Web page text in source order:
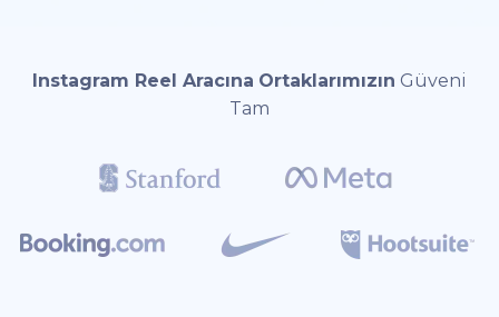
Instagram Reel Aracına Ortaklarımızın Güveni
Tam